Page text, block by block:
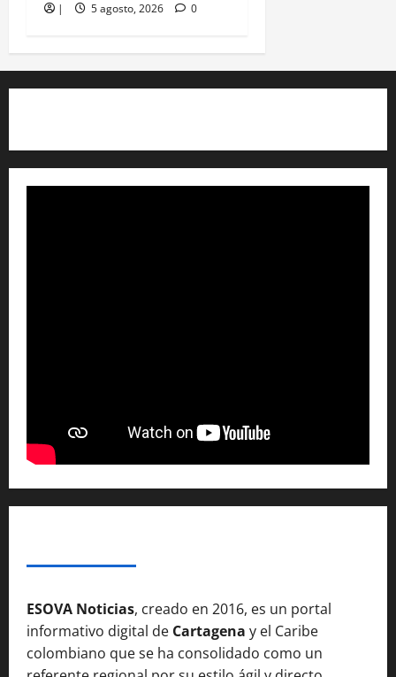
| 5 agosto, 2026 0
ESOVA Noticias, creado en 2016, es un portal
informativo digital de Cartagena y el Caribe
colombiano que se ha consolidado como un